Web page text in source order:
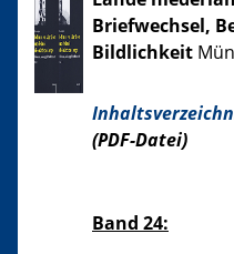
Briefwechsel,
Bildlichkeit
(PDF-Datei)
Band 24: